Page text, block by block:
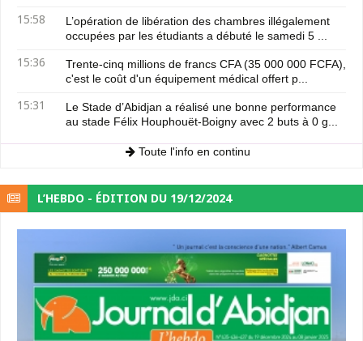
15:58
L’opération de libération des chambres illégalement
occupées par les étudiants a débuté le samedi 5 ...
15:36
Trente-cinq millions de francs CFA (35 000 000 FCFA),
c'est le coût d'un équipement médical offert p...
15:31
Le Stade d’Abidjan a réalisé une bonne performance
au stade Félix Houphouët-Boigny avec 2 buts à 0 g...
Toute l'info en continu
L’HEBDO - ÉDITION DU 19/12/2024